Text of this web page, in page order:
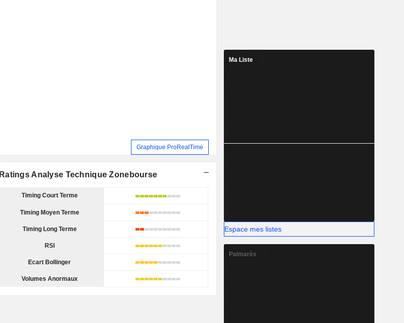
Graphique ProRealTime
Ratings Analyse Technique Zonebourse
Timing Court Terme
Timing Moyen Terme
Timing Long Terme
RSI
Ecart Bollinger
Volumes Anormaux
Ma Liste
Espace mes listes
Palmarès